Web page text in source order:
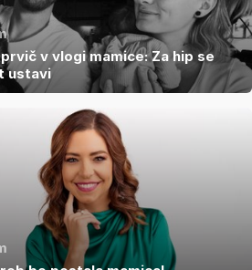
v vlogi mamice: Za hip se
ustavi